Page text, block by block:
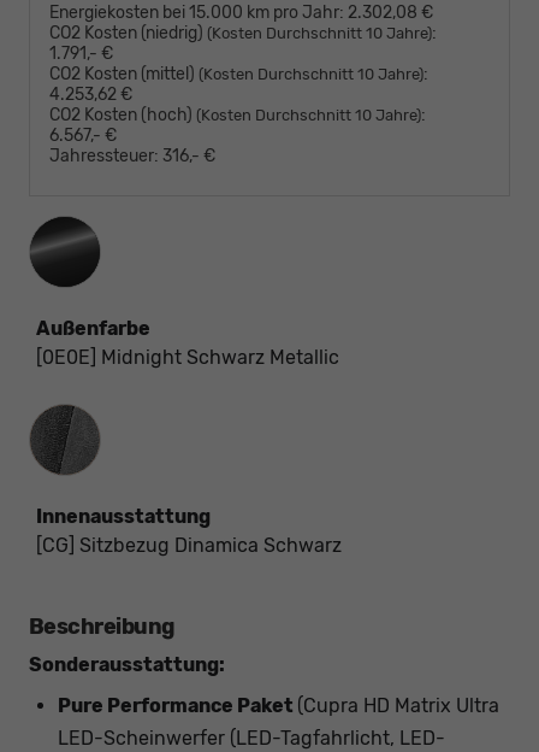
Energiekosten bei 15.000 km pro Jahr: 2.302,08 €
CO2 Kosten (niedrig) (Kosten Durchschnitt 10 Jahre):
1.791,- €
CO2 Kosten (mittel) (Kosten Durchschnitt 10 Jahre):
4.253,62 €
CO2 Kosten (hoch) (Kosten Durchschnitt 10 Jahre):
6.567,- €
Jahressteuer: 316,- €
Außenfarbe
[0E0E] Midnight Schwarz Metallic
Innenausstattung
Innenausstattung
[CG] Sitzbezug Dinamica Schwarz
Beschreibung
Sonderausstattung:
Pure Performance Paket (Cupra HD Matrix Ultra
LED-Scheinwerfer (LED-Tagfahrlicht, LED-